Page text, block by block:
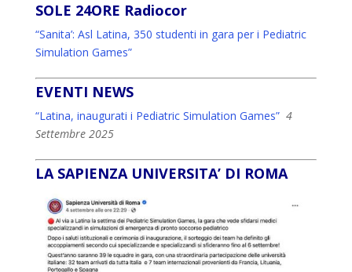
SOLE 24ORE Radiocor
“Sanita’: Asl Latina, 350 studenti in gara per i Pediatric
Simulation Games”
EVENTI NEWS
“Latina, inaugurati i Pediatric Simulation Games” 4
Settembre 2025
LA SAPIENZA UNIVERSITA’ DI ROMA